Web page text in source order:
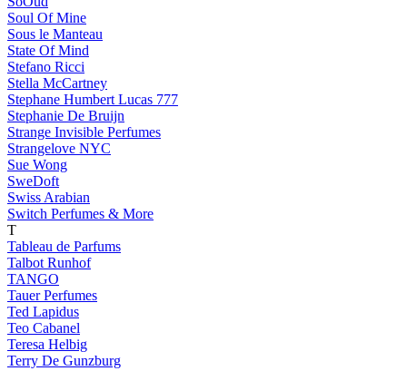
Soul Of Mine
Sous le Manteau
State Of Mind
Stefano Ricci
Stella McCartney
Stephane Humbert Lucas 777
Stephanie De Bruijn
Strange Invisible Perfumes
Strangelove NYC
Sue Wong
SweDoft
Swiss Arabian
Switch Perfumes & More
T
Tableau de Parfums
Talbot Runhof
TANGO
Tauer Perfumes
Ted Lapidus
Teo Cabanel
Teresa Helbig
Terry De Gunzburg